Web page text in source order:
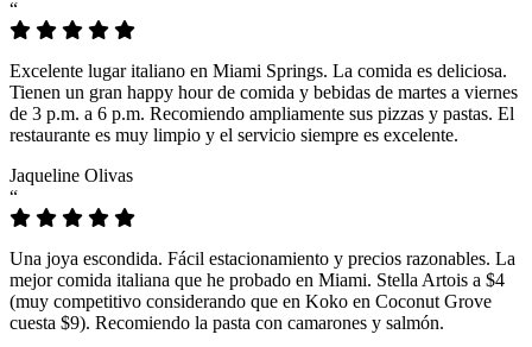
“
Excelente lugar italiano en Miami Springs. La comida es deliciosa.
Tienen un gran happy hour de comida y bebidas de martes a viernes
de 3 p.m. a 6 p.m. Recomiendo ampliamente sus pizzas y pastas. El
restaurante es muy limpio y el servicio siempre es excelente.
Jaqueline Olivas
“
Una joya escondida. Fácil estacionamiento y precios razonables. La
mejor comida italiana que he probado en Miami. Stella Artois a $4
(muy competitivo considerando que en Koko en Coconut Grove
cuesta $9). Recomiendo la pasta con camarones y salmón.